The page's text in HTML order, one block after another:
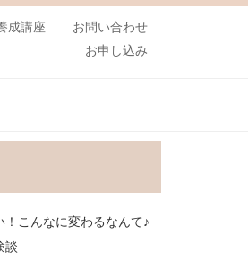
成講座
お問い合わせ
お申し込み
！こんなに変わるなんて♪
談